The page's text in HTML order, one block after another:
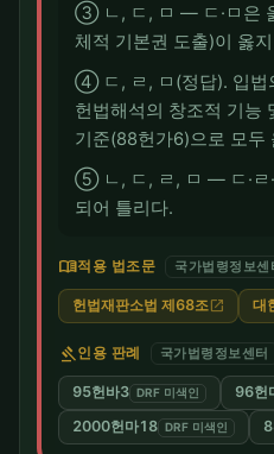
③ ㄴ, ㄷ, ㅁ — ㄷ·ㅁ은
체적 기본권 도출)이 옳
④ ㄷ, ㄹ, ㅁ(정답). 입법
헌법해석의 창조적 기능
기준(88헌가6)으로 모두
⑤ ㄴ, ㄷ, ㄹ, ㅁ — ㄷ·ㄹ
되어 틀리다.
menu_book적용 법조문 국가법령정보센
헌법재판소법 제68조 open_in_new 대
gavel인용 판례 국가법령정보센터
95헌바3 DRF 미색인 96헌
2000헌마18 DRF 미색인